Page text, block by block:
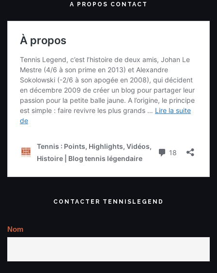
A PROPOS CONTACT
CONTACTER TENNISLEGEND
Nom